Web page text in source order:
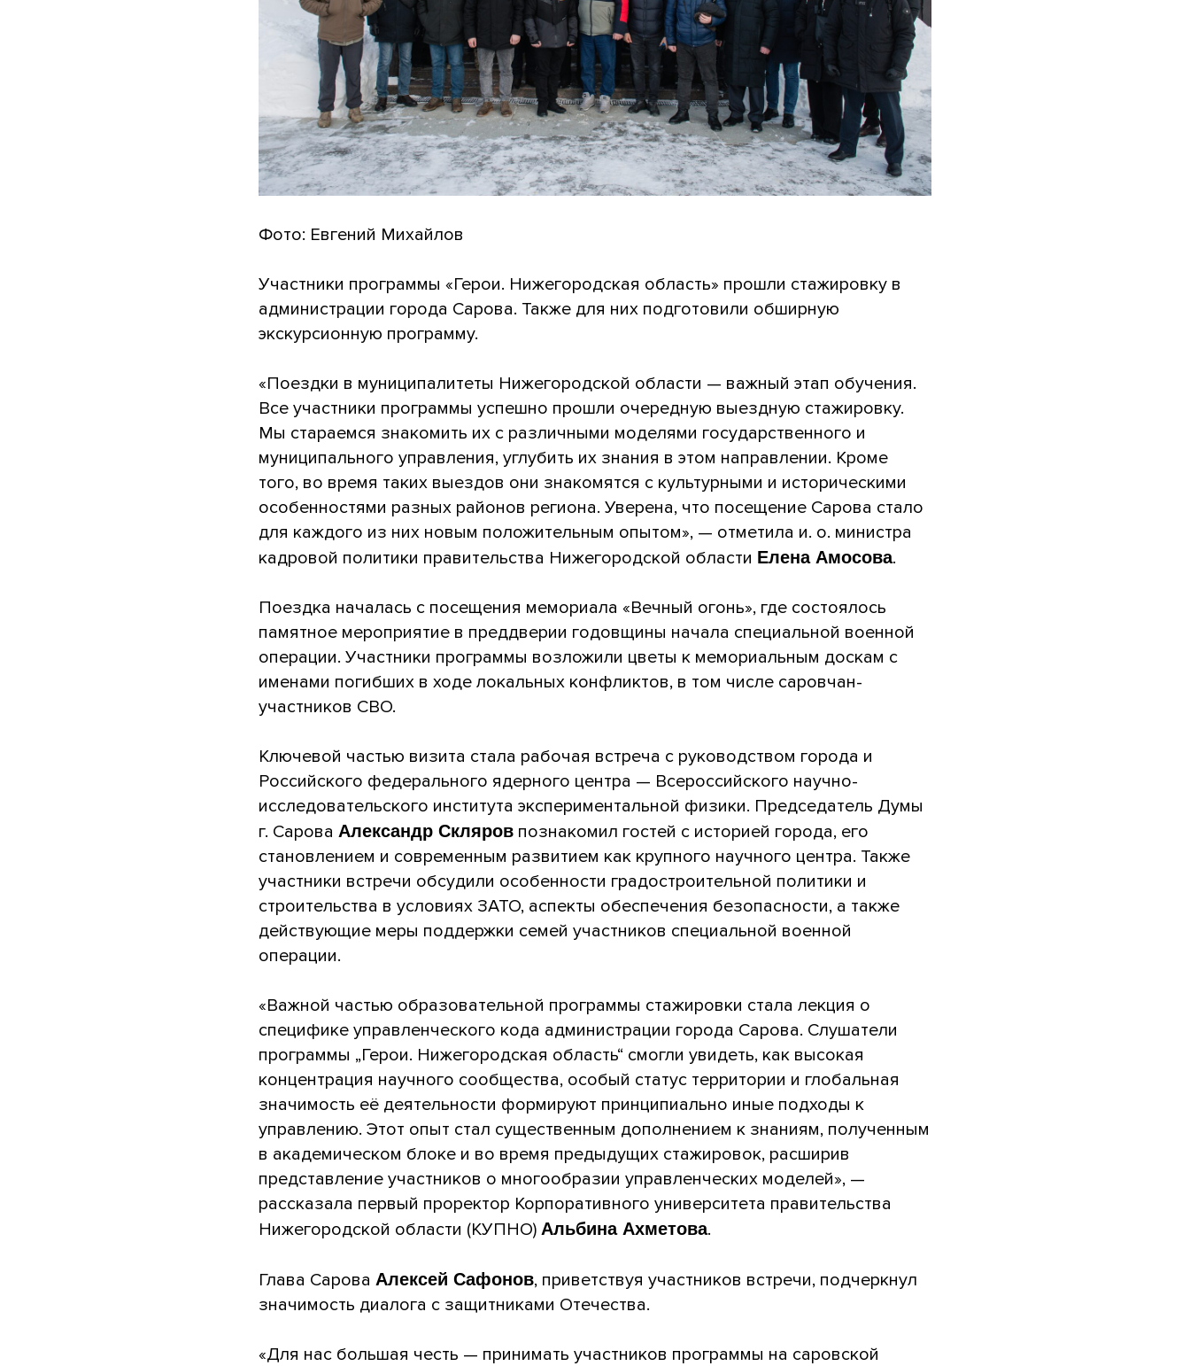
Фото: Евгений Михайлов
Участники программы «Герои. Нижегородская область» прошли стажировку в
администрации города Сарова. Также для них подготовили обширную
экскурсионную программу.
«Поездки в муниципалитеты Нижегородской области — важный этап обучения.
Все участники программы успешно прошли очередную выездную стажировку.
Мы стараемся знакомить их с различными моделями государственного и
муниципального управления, углубить их знания в этом направлении. Кроме
того, во время таких выездов они знакомятся с культурными и историческими
особенностями разных районов региона. Уверена, что посещение Сарова стало
для каждого из них новым положительным опытом», — отметила и. о. министра
кадровой политики правительства Нижегородской области Елена Амосова.
Поездка началась с посещения мемориала «Вечный огонь», где состоялось
памятное мероприятие в преддверии годовщины начала специальной военной
операции. Участники программы возложили цветы к мемориальным доскам с
именами погибших в ходе локальных конфликтов, в том числе саровчан-
участников СВО.
Ключевой частью визита стала рабочая встреча с руководством города и
Российского федерального ядерного центра — Всероссийского научно-
исследовательского института экспериментальной физики. Председатель Думы
г. Сарова Александр Скляров познакомил гостей с историей города, его
становлением и современным развитием как крупного научного центра. Также
участники встречи обсудили особенности градостроительной политики и
строительства в условиях ЗАТО, аспекты обеспечения безопасности, а также
действующие меры поддержки семей участников специальной военной
операции.
«Важной частью образовательной программы стажировки стала лекция о
специфике управленческого кода администрации города Сарова. Слушатели
программы „Герои. Нижегородская область“ смогли увидеть, как высокая
концентрация научного сообщества, особый статус территории и глобальная
значимость её деятельности формируют принципиально иные подходы к
управлению. Этот опыт стал существенным дополнением к знаниям, полученным
в академическом блоке и во время предыдущих стажировок, расширив
представление участников о многообразии управленческих моделей», —
рассказала первый проректор Корпоративного университета правительства
Нижегородской области (КУПНО) Альбина Ахметова.
Глава Сарова Алексей Сафонов, приветствуя участников встречи, подчеркнул
значимость диалога с защитниками Отечества.
«Для нас большая честь — принимать участников программы на саровской